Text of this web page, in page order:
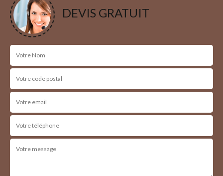
DEVIS GRATUIT